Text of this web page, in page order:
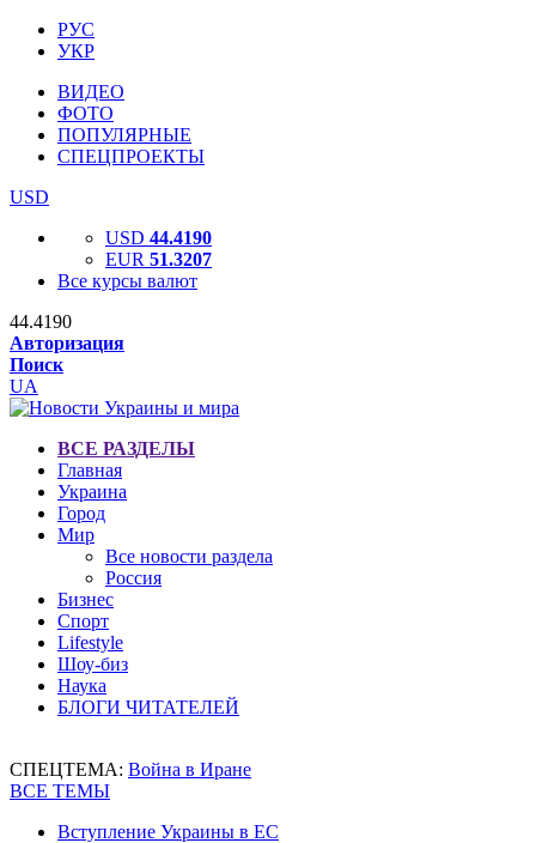
РУС
УКР
ВИДЕО
ФОТО
ПОПУЛЯРНЫЕ
СПЕЦПРОЕКТЫ
USD
USD 44.4190
EUR 51.3207
Все курсы валют
44.4190
Авторизация
Поиск
UA
ВСЕ РАЗДЕЛЫ
Главная
Украина
Город
Мир
Все новости раздела
Россия
Бизнес
Спорт
Lifestyle
Шоу-биз
Наука
БЛОГИ ЧИТАТЕЛЕЙ
СПЕЦТЕМА: Война в Иране
ВСЕ ТЕМЫ
Вступление Украины в ЕС